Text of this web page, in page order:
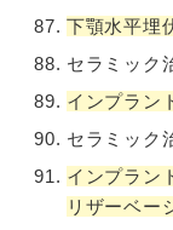
下顎水平埋
セラミック
インプラン
セラミック
インプラン
リザーベー